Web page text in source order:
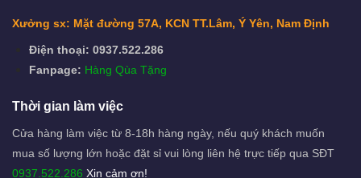
Xưởng sx: Mặt đường 57A, KCN TT.Lâm, Ý Yên, Nam Định
Điện thoại: 0937.522.286
Fanpage: Hàng Qùa Tặng
Thời gian làm việc
Cửa hàng làm việc từ 8-18h hàng ngày, nếu quý khách muốn
mua số lượng lớn hoặc đặt sỉ vui lòng liên hệ trực tiếp qua SĐT
0937.522.286 Xin cảm ơn!